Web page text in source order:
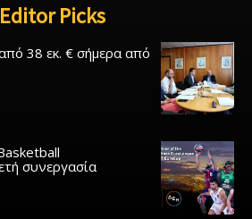
Editor Picks
38 εκ. € σήμερα από
συνεργασία